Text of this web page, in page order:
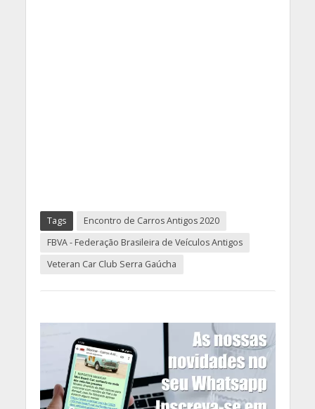
Tags
Encontro de Carros Antigos 2020
FBVA - Federação Brasileira de Veículos Antigos
Veteran Car Club Serra Gaúcha